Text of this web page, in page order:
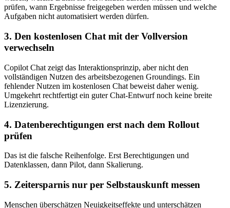
prüfen, wann Ergebnisse freigegeben werden müssen und welche
Aufgaben nicht automatisiert werden dürfen.
3. Den kostenlosen Chat mit der Vollversion
verwechseln
Copilot Chat zeigt das Interaktionsprinzip, aber nicht den
vollständigen Nutzen des arbeitsbezogenen Groundings. Ein
fehlender Nutzen im kostenlosen Chat beweist daher wenig.
Umgekehrt rechtfertigt ein guter Chat-Entwurf noch keine breite
Lizenzierung.
4. Datenberechtigungen erst nach dem Rollout
prüfen
Das ist die falsche Reihenfolge. Erst Berechtigungen und
Datenklassen, dann Pilot, dann Skalierung.
5. Zeitersparnis nur per Selbstauskunft messen
Menschen überschätzen Neuigkeitseffekte und unterschätzen